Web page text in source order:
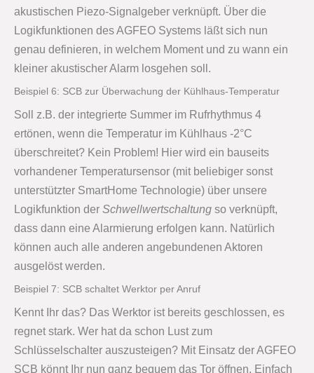
akustischen Piezo-Signalgeber verknüpft. Über die
Logikfunktionen des AGFEO Systems läßt sich nun
genau definieren, in welchem Moment und zu wann ein
kleiner akustischer Alarm losgehen soll.
Beispiel 6: SCB zur Überwachung der Kühlhaus-Temperatur
Soll z.B. der integrierte Summer im Rufrhythmus 4
ertönen, wenn die Temperatur im Kühlhaus -2°C
überschreitet? Kein Problem! Hier wird ein bauseits
vorhandener Temperatursensor (mit beliebiger sonst
unterstützter SmartHome Technologie) über unsere
Logikfunktion der Schwellwertschaltung so verknüpft,
dass dann eine Alarmierung erfolgen kann. Natürlich
können auch alle anderen angebundenen Aktoren
ausgelöst werden.
Beispiel 7: SCB schaltet Werktor per Anruf
Kennt Ihr das? Das Werktor ist bereits geschlossen, es
regnet stark. Wer hat da schon Lust zum
Schlüsselschalter auszusteigen? Mit Einsatz der AGFEO
SCB könnt Ihr nun ganz bequem das Tor öffnen. Einfach